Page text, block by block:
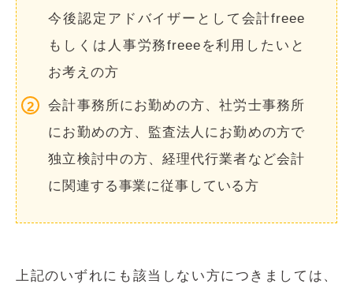
今後認定アドバイザーとして会計freee
もしくは人事労務freeeを利用したいと
お考えの方
会計事務所にお勤めの方、社労士事務所
にお勤めの方、監査法人にお勤めの方で
独立検討中の方、経理代行業者など会計
に関連する事業に従事している方
上記のいずれにも該当しない方につきましては、